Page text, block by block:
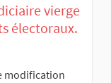
vierge
électoraux.
modification